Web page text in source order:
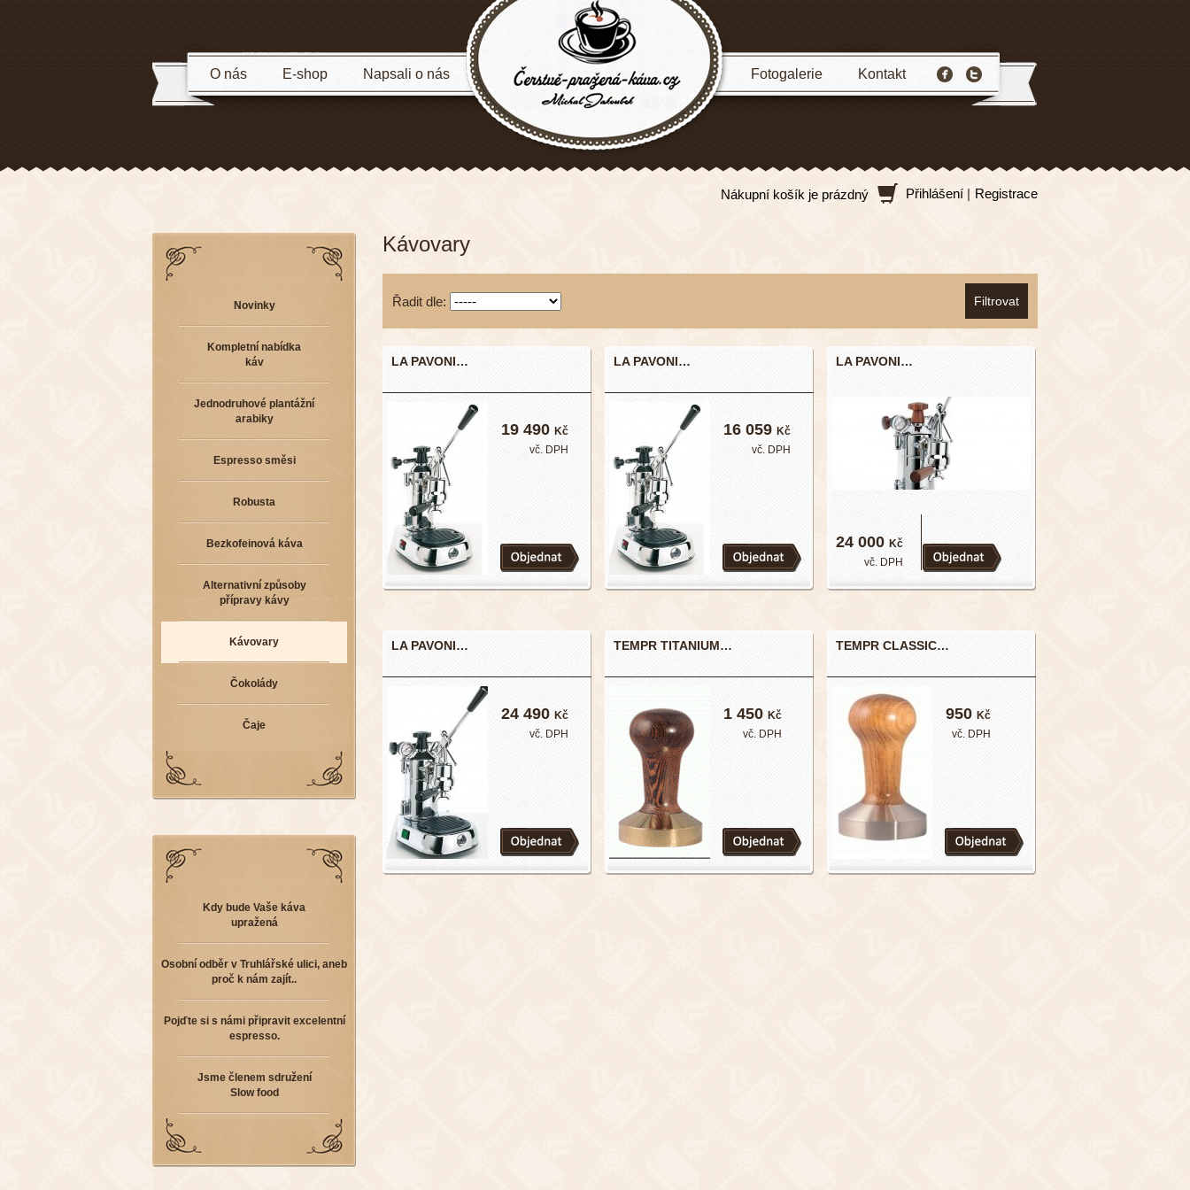
O nás E-shop Napsali o nás Fotogalerie Kontakt
Nákupní košík je prázdný Přihlášení | Registrace
Novinky
Kompletní nabídka
káv
Jednodruhové plantážní
arabiky
Espresso směsi
Robusta
Bezkofeinová káva
Alternativní způsoby
přípravy kávy
Kávovary
Čokolády
Čaje
Kdy bude Vaše káva
upražená
Osobní odběr v Truhlářské ulici, aneb
proč k nám zajít..
Pojďte si s námi připravit excelentní
espresso.
Jsme členem sdružení
Slow food
Kávovary
Řadit dle:
LA PAVONI…
19 490 Kč
vč. DPH
LA PAVONI…
16 059 Kč
vč. DPH
LA PAVONI…
24 000 Kč
vč. DPH
LA PAVONI…
24 490 Kč
vč. DPH
TEMPR TITANIUM…
1 450 Kč
vč. DPH
TEMPR CLASSIC…
950 Kč
vč. DPH